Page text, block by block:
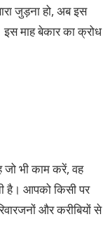
जुड़ना हो, अब इस
माह बेकार का क्रोध
जो भी काम करें, वह
है। आपको किसी पर
और करीबियों से